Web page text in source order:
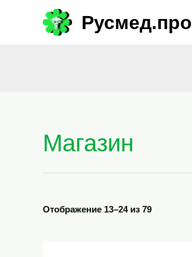
Русмед.про
Магазин
Отображение 13–24 из 79